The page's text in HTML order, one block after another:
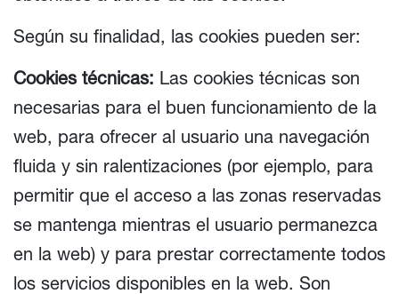
Según su finalidad, las cookies pueden ser:
Cookies técnicas: Las cookies técnicas son
necesarias para el buen funcionamiento de la
web, para ofrecer al usuario una navegación
fluida y sin ralentizaciones (por ejemplo, para
permitir que el acceso a las zonas reservadas
se mantenga mientras el usuario permanezca
en la web) y para prestar correctamente todos
los servicios disponibles en la web. Son